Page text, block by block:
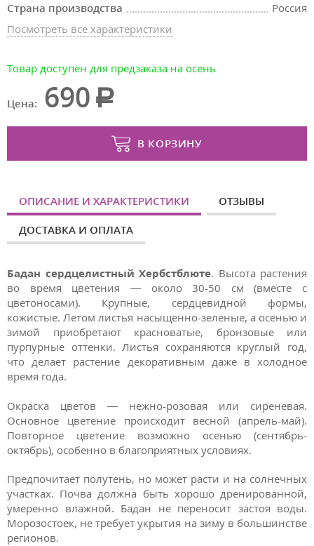
Страна производства
Россия
Посмотреть все характеристики
Товар доступен для предзаказа на осень
Цена: 690
В КОРЗИНУ
ОПИСАНИЕ И ХАРАКТЕРИСТИКИ ОТЗЫВЫ
ДОСТАВКА И ОПЛАТА
Бадан сердцелистный Хербстблюте. Высота растения
во время цветения — около 30-50 см (вместе с
цветоносами). Крупные, сердцевидной формы,
кожистые. Летом листья насыщенно-зеленые, а осенью и
зимой приобретают красноватые, бронзовые или
пурпурные оттенки. Листья сохраняются круглый год,
что делает растение декоративным даже в холодное
время года.
Окраска цветов — нежно-розовая или сиреневая.
Основное цветение происходит весной (апрель-май).
Повторное цветение возможно осенью (сентябрь-
октябрь), особенно в благоприятных условиях.
Предпочитает полутень, но может расти и на солнечных
участках. Почва должна быть хорошо дренированной,
умеренно влажной. Бадан не переносит застоя воды.
Морозостоек, не требует укрытия на зиму в большинстве
регионов.